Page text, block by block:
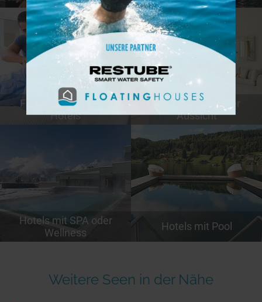
Familienfreundliche
Hotels
Hotels mit schöner
Aussicht
Hotels mit SPA oder
Wellness
Hotels mit Pool
Weitere Seen in der Nähe